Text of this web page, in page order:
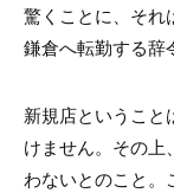
驚くことに、それ
鎌倉へ転勤する辞
新規店ということ
けません。その上
わないとのこと。